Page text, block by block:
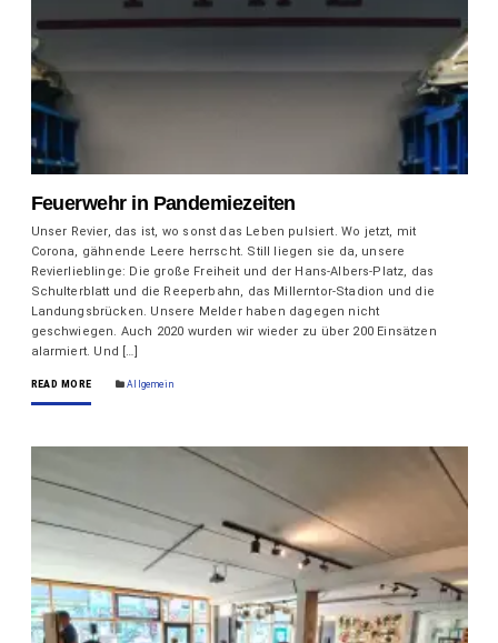
Feuerwehr in Pandemiezeiten
Unser Revier, das ist, wo sonst das Leben pulsiert. Wo jetzt, mit
Corona, gähnende Leere herrscht. Still liegen sie da, unsere
Revierlieblinge: Die große Freiheit und der Hans-Albers-Platz, das
Schulterblatt und die Reeperbahn, das Millerntor-Stadion und die
Landungsbrücken. Unsere Melder haben dagegen nicht
geschwiegen. Auch 2020 wurden wir wieder zu über 200 Einsätzen
alarmiert. Und […]
READ MORE Allgemein